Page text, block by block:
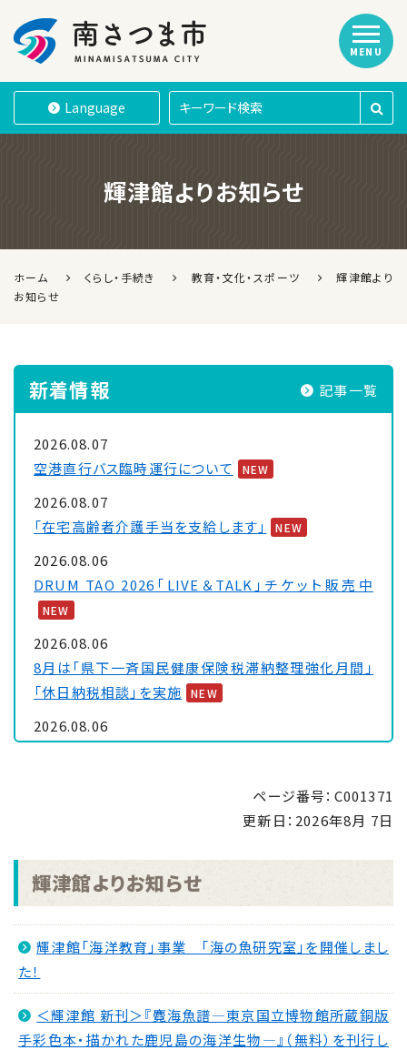
南さつま市
Language
MENU
輝津館よりお知らせ
ホーム くらし・手続き 教育・文化・スポーツ
輝津館より
お知らせ
新着情報 記事一覧
2026.08.07
空港直行バス臨時運行について
NEW
2026.08.07
「在宅高齢者介護手当を支給します」
NEW
2026.08.06
DRUM TAO 2026「LIVE＆TALK」チケット販売中
NEW
2026.08.06
8月は「県下一斉国民健康保険税滞納整理強化月間」
「休日納税相談」を実施
NEW
2026.08.06
「里親制度説明会 ～『里親』ってなぁに～」のお知ら
「手のひらで南さつまを」フォトコンキャンペーンを実
2026.07.31
マイナンバーカード交付休日開庁日
2026.07.30
金峰ふるさと夏まつりの開催について
NEW
ページ番号：C001371
更新日： 2026年8月 7日
輝津館よりお知らせ
輝津館「海洋教育」事業 「海の魚研究室」を開催しまし
た！
＜輝津館 新刊＞『麑海魚譜―東京国立博物館所蔵銅版
手彩色本・描かれた鹿児島の海洋生物―』（無料）を刊行し